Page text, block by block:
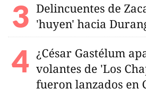
Delincuentes de
'huyen' hacia
¿César Gastélum
volantes de 'Los
fueron lanzados en